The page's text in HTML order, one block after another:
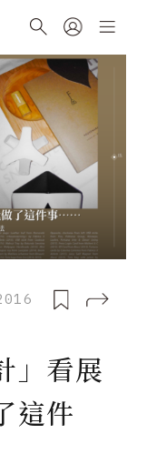
」看展
這件